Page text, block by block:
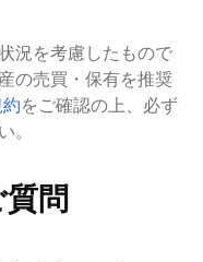
況を考慮したもので
の売買・保有を推奨
をご確認の上、必ず
。
問